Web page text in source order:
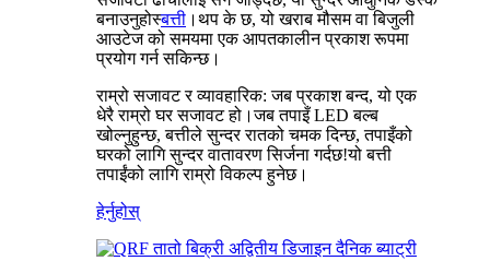
बनाउनुहोस्बत्ती ।थप के छ, यो खराब मौसम वा बिजुली
आउटेज को समयमा एक आपतकालीन प्रकाश रूपमा
प्रयोग गर्न सकिन्छ।
राम्रो सजावट र व्यावहारिक: जब प्रकाश बन्द, यो एक
धेरै राम्रो घर सजावट हो।जब तपाइँ LED बल्ब
खोल्नुहुन्छ, बत्तीले सुन्दर रातको चमक दिन्छ, तपाइँको
घरको लागि सुन्दर वातावरण सिर्जना गर्दछ!यो बत्ती
तपाईंको लागि राम्रो विकल्प हुनेछ।
हेर्नुहोस्